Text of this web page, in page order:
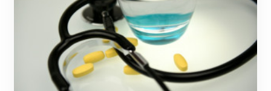
LBP
103373.346556
LKR 387.758699
LRD 208.366759
LSL 18.828807
LTL 3.402172